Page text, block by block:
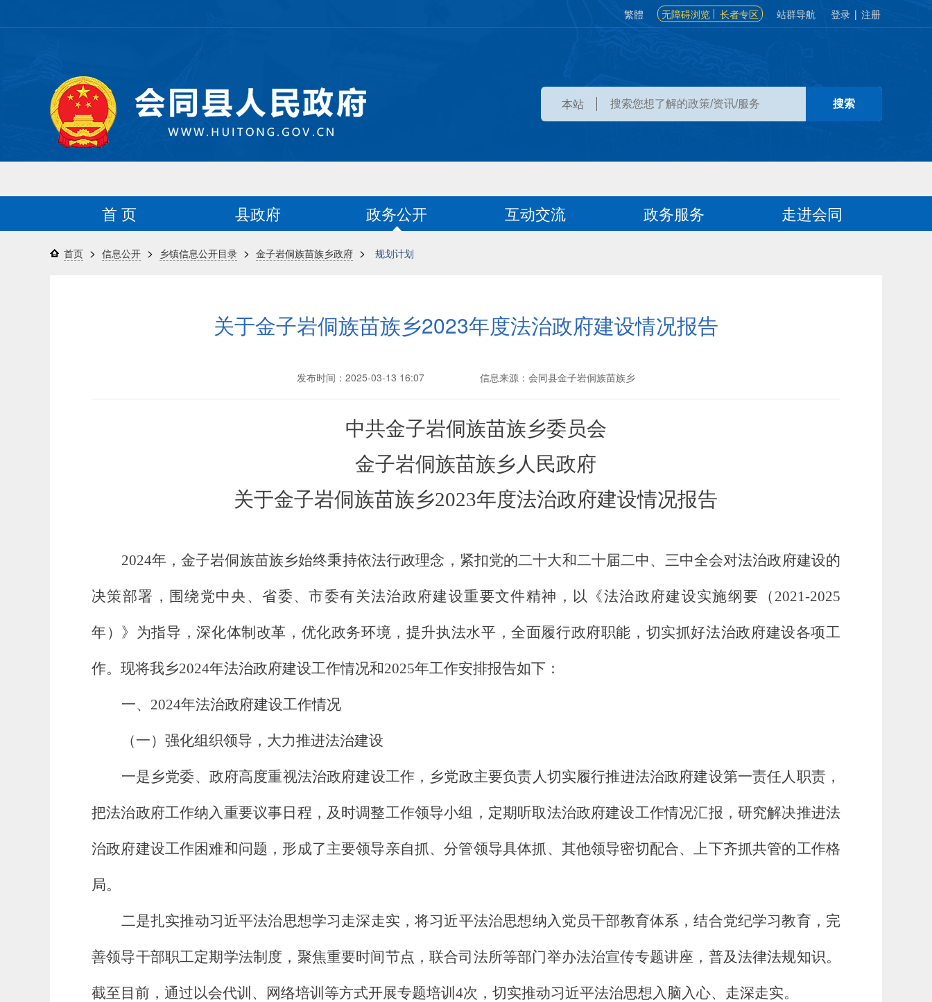
繁體 无障碍浏览 长者专区 站群导航 登录 | 注册
本站
首 页 县政府 政务公开 互动交流 政务服务 走进会同
首页 > 信息公开 > 乡镇信息公开目录 > 金子岩侗族苗族乡政府 > 规划计划
关于金子岩侗族苗族乡2023年度法治政府建设情况报告
发布时间：2025-03-13 16:07 信息来源：会同县金子岩侗族苗族乡
中共金子岩侗族苗族乡委员会
金子岩侗族苗族乡人民政府
关于金子岩侗族苗族乡2023年度法治政府建设情况报告
2024年，金子岩侗族苗族乡始终秉持依法行政理念，紧扣党的二十大和二十届二中、三中全会对法治政府建设的
决策部署，围绕党中央、省委、市委有关法治政府建设重要文件精神，以《法治政府建设实施纲要（2021-2025
年）》为指导，深化体制改革，优化政务环境，提升执法水平，全面履行政府职能，切实抓好法治政府建设各项工
作。现将我乡2024年法治政府建设工作情况和2025年工作安排报告如下：
一、2024年法治政府建设工作情况
（一）强化组织领导，大力推进法治建设
一是乡党委、政府高度重视法治政府建设工作，乡党政主要负责人切实履行推进法治政府建设第一责任人职责，
把法治政府工作纳入重要议事日程，及时调整工作领导小组，定期听取法治政府建设工作情况汇报，研究解决推进法
治政府建设工作困难和问题，形成了主要领导亲自抓、分管领导具体抓、其他领导密切配合、上下齐抓共管的工作格
局。
二是扎实推动习近平法治思想学习走深走实，将习近平法治思想纳入党员干部教育体系，结合党纪学习教育，完
善领导干部职工定期学法制度，聚焦重要时间节点，联合司法所等部门举办法治宣传专题讲座，普及法律法规知识。
截至目前，通过以会代训、网络培训等方式开展专题培训4次，切实推动习近平法治思想入脑入心、走深走实。